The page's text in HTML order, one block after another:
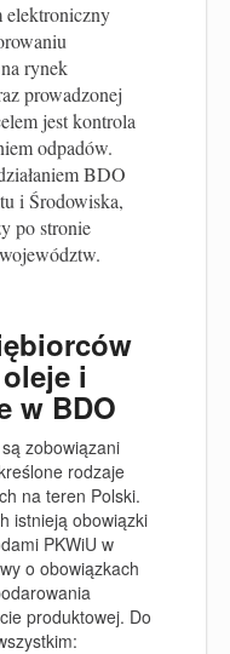
elektroniczny
rynek
prowadzonej
jest kontrola
odpadów.
BDO
i Środowiska,
po stronie
i
w BDO
zobowiązani
rodzaje
na teren Polski.
istnieją obowiązki
PKWiU w
o obowiązkach
produktowej. Do